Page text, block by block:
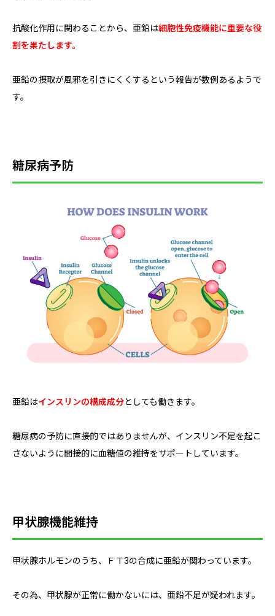
抗酸化作用に関わることから、亜鉛は細胞性免疫機能に重要な役
割を果たします。
亜鉛の摂取が風邪を引きにくくするという報告が数例あるようで
す。
糖尿病予防
亜鉛はインスリンの構成成分としても働きます。
糖尿病の予防に直接的ではありませんが、インスリン不足を起こ
さないように間接的に血糖値の維持をサポートしています。
甲状腺機能維持
甲状腺ホルモンのうち、ＦＴ3の合成に亜鉛が関わっています。
その為、甲状腺が正常に働かないには、亜鉛不足が疑われます。